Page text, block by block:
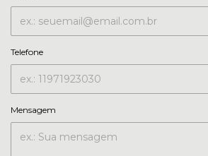
Telefone
Mensagem